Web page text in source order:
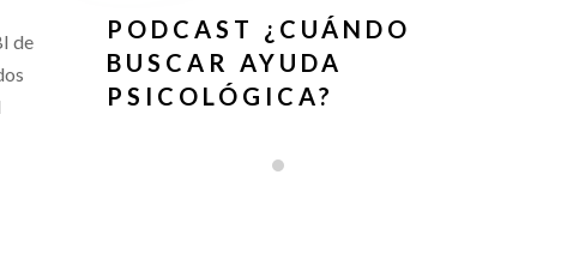
de
PODCAST ¿CUÁNDO
BUSCAR AYUDA
PSICOLÓGICA?